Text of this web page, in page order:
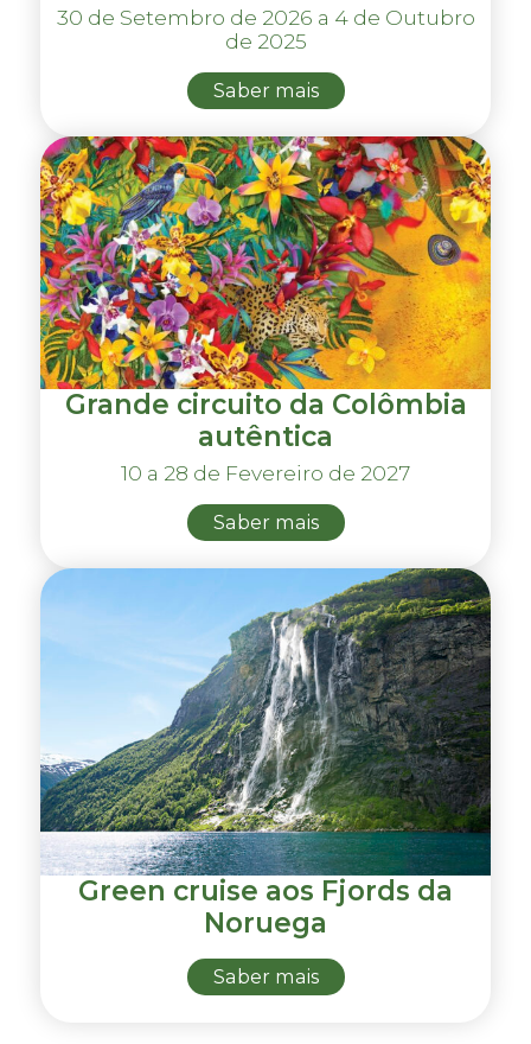
30 de Setembro de 2026 a 4 de Outubro
de 2025
Saber mais
Grande circuito da Colômbia
autêntica
10 a 28 de Fevereiro de 2027
Saber mais
Green cruise aos Fjords da
Noruega
Saber mais